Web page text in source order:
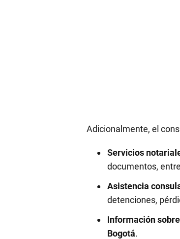
Adicionalmente, el
Servicios
documentos,
Asistencia
detenciones,
Información
Bogotá.